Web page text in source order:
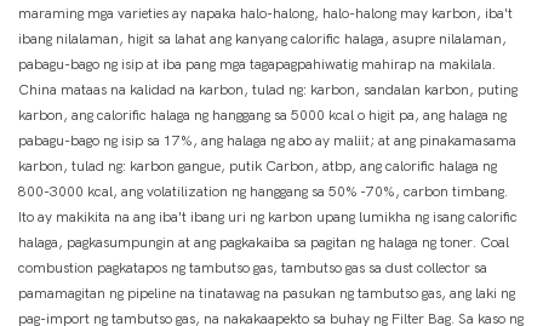
maraming mga varieties ay napaka halo-halong, halo-halong may karbon, iba't
ibang nilalaman, higit sa lahat ang kanyang calorific halaga, asupre nilalaman,
pabagu-bago ng isip at iba pang mga tagapagpahiwatig mahirap na makilala.
China mataas na kalidad na karbon, tulad ng: karbon, sandalan karbon, puting
karbon, ang calorific halaga ng hanggang sa 5000 kcal o higit pa, ang halaga ng
pabagu-bago ng isip sa 17%, ang halaga ng abo ay maliit; at ang pinakamasama
karbon, tulad ng: karbon gangue, putik Carbon, atbp, ang calorific halaga ng
800-3000 kcal, ang volatilization ng hanggang sa 50% -70%, carbon timbang.
Ito ay makikita na ang iba't ibang uri ng karbon upang lumikha ng isang calorific
halaga, pagkasumpungin at ang pagkakaiba sa pagitan ng halaga ng toner. Coal
combustion pagkatapos ng tambutso gas, tambutso gas sa dust collector sa
pamamagitan ng pipeline na tinatawag na pasukan ng tambutso gas, ang laki ng
pag-import ng tambutso gas, na nakakaapekto sa buhay ng Filter Bag. Sa kaso ng